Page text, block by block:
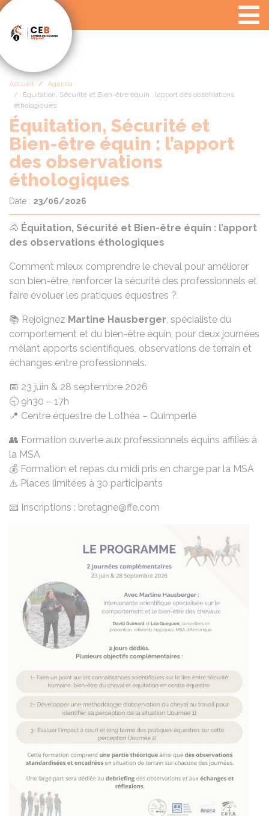
Accueil
Agenda
Équitation, Sécurité et Bien-être équin : l’apport des observations
éthologiques
Équitation, Sécurité et
Bien-être équin : l’apport
des observations
éthologiques
Date : 23/06/2026
🐴 Équitation, Sécurité et Bien-être équin : l’apport
des observations éthologiques
Comment mieux comprendre le cheval pour améliorer
son bien-être, renforcer la sécurité des professionnels et
faire évoluer les pratiques équestres ?
📚 Rejoignez Martine Hausberger, spécialiste du
comportement et du bien-être équin, pour deux journées
mêlant apports scientifiques, observations de terrain et
échanges entre professionnels.
📅 23 juin & 28 septembre 2026
🕤 9h30 – 17h
📍 Centre équestre de Lothéa – Quimperlé
👥 Formation ouverte aux professionnels équins affiliés à
la MSA
💰 Formation et repas du midi pris en charge par la MSA
⚠️ Places limitées à 30 participants
📧 Inscriptions : bretagne@ffe.com
Panneau de gestion des cookies